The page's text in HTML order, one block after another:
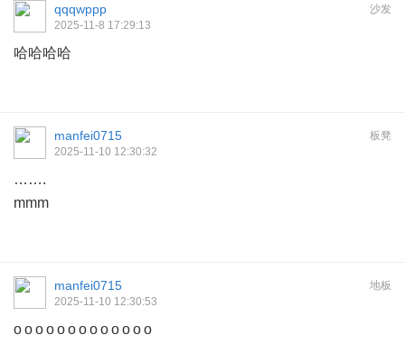
沙发
qqqwppp
2025-11-8 17:29:13
哈哈哈哈
板凳
manfei0715
2025-11-10 12:30:32
…….
mmm
地板
manfei0715
2025-11-10 12:30:53
o o o o o o o o o o o o o